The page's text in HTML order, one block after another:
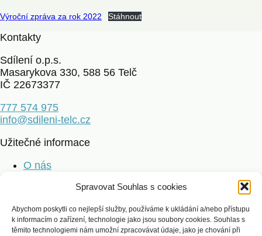
Spravovat Souhlas s cookies
Abychom poskytli co nejlepší služby, používáme k ukládání a/nebo přístupu
k informacím o zařízení, technologie jako jsou soubory cookies. Souhlas s
těmito technologiemi nám umožní zpracovávat údaje, jako je chování při
Výroční zpráva za rok 2022 Stáhnout
Kontakty
Sdílení o.p.s.
Masarykova 330, 588 56 Telč
IČ 22673377
777 574 975
info@sdileni-telc.cz
Užitečné informace
O nás
Dárci a poděkování
Aktuality